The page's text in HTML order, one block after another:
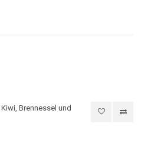
Brennessel und